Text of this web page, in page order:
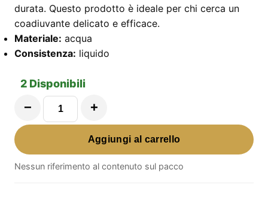
durata. Questo prodotto è ideale per chi cerca un
coadiuvante delicato e efficace.
Materiale: acqua
Consistenza: liquido
2 Disponibili
−
Pjur
ml
+
Aggiungi al carrello
Nessun riferimento al contenuto sul pacco